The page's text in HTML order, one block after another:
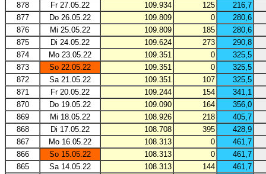
878
Fr 27.05.22 109.934 125
216,7
877
Do 26.05.22 109.809 0
280,6
876
Mi 25.05.22 109.809 185
280,6
875
Di 24.05.22 109.624 273
290,8
874
Mo 23.05.22 109.351 0
325,5
873
So 22.05.22 109.351 0
325,5
872
Sa 21.05.22 109.351 107
325,5
871
Fr 20.05.22 109.244 154
341,1
870
Do 19.05.22 109.090 164
356,0
869
Mi 18.05.22 108.926 218
405,7
868
Di 17.05.22 108.708 395
428,9
867
Mo 16.05.22 108.313 0
461,7
866
So 15.05.22 108.313 0
461,7
865
Sa 14.05.22 108.313 144
461,7